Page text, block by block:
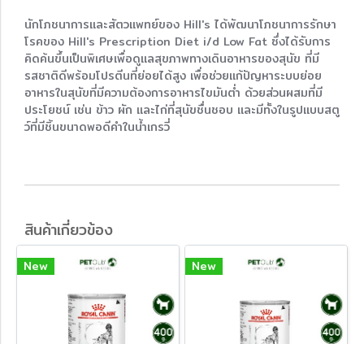
นักโภชนาการและสัตวแพทย์ของ Hill's ได้พัฒนาโภชนาการรักษา
โรคของ Hill's Prescription Diet i/d Low Fat ซึ่งได้รับการ
คิดค้นขึ้นเป็นพิเศษเพื่อดูแลสุขภาพทางเดินอาหารของสุนัข ที่มี
รสชาติดีพร้อมโปรตีนที่ย่อยได้สูง เพื่อช่วยแก้ปัญหาระบบย่อย
อาหารในสุนัขที่มีความต้องการอาหารไขมันต่ำ ด้วยส่วนผสมที่มี
ประโยชน์ เช่น ข้าว ผัก และไก่ที่สุนัขชื่นชอบ และมีทั้งในรูปแบบสตู
ว์ที่มีชิ้นขนาดพอดีคำในน้ำเกรวี่
สินค้าเกี่ยวข้อง
New New